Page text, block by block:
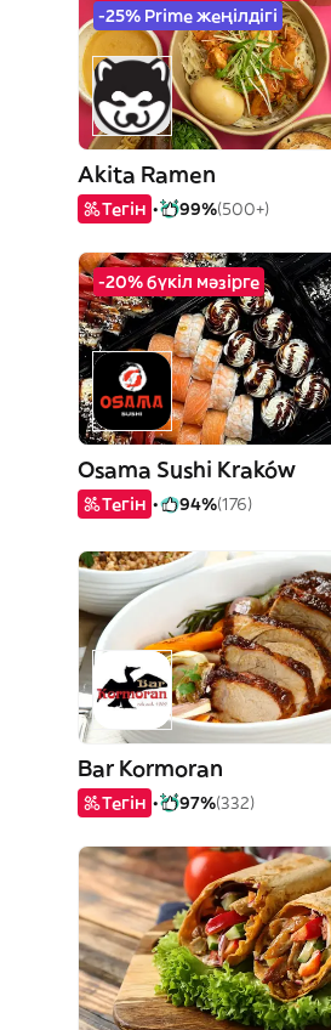
-25% Prime жеңілдігі
Akita Ramen
Тегін 99%(500+)
-20% бүкіл мәзірге
Osama Sushi Kraków
Тегін 94%(176)
Bar Kormoran
Тегін 97%(332)